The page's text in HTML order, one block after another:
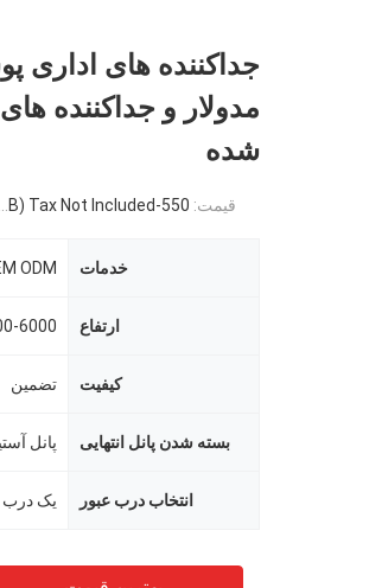
جداکننده های اداری
مدولار و جداکننده
شده
قیمت: 550-3500RMB/PC (FOB) Tax Not Included
خدمات ODM
ارتفاع 2000-6000
کیفیت تضمین
بسته شدن پانل انتهایی پانل
انتخاب درب عبور یک درب